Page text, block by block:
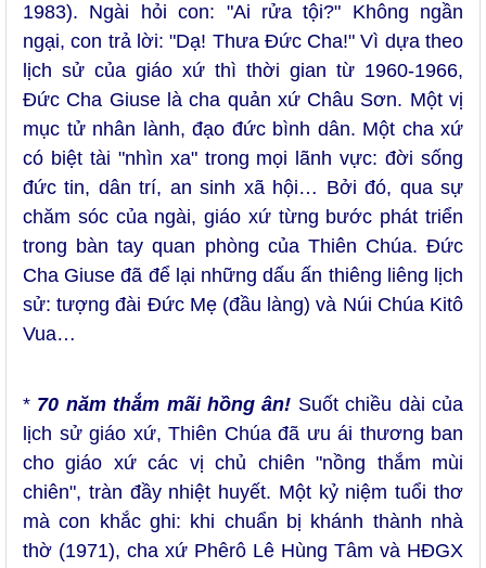
1983). Ngài hỏi con: "Ai rửa tội?" Không ngần
ngại, con trả lời: "Dạ! Thưa Đức Cha!" Vì dựa theo
lịch sử của giáo xứ thì thời gian từ 1960-1966,
Đức Cha Giuse là cha quản xứ Châu Sơn. Một vị
mục tử nhân lành, đạo đức bình dân. Một cha xứ
có biệt tài "nhìn xa" trong mọi lãnh vực: đời sống
đức tin, dân trí, an sinh xã hội… Bởi đó, qua sự
chăm sóc của ngài, giáo xứ từng bước phát triển
trong bàn tay quan phòng của Thiên Chúa. Đức
Cha Giuse đã để lại những dấu ấn thiêng liêng lịch
sử: tượng đài Đức Mẹ (đầu làng) và Núi Chúa Kitô
Vua…
* 70 năm thắm mãi hồng ân! Suốt chiều dài của
lịch sử giáo xứ, Thiên Chúa đã ưu ái thương ban
cho giáo xứ các vị chủ chiên "nồng thắm mùi
chiên", tràn đầy nhiệt huyết. Một kỷ niệm tuổi thơ
mà con khắc ghi: khi chuẩn bị khánh thành nhà
thờ (1971), cha xứ Phêrô Lê Hùng Tâm và HĐGX